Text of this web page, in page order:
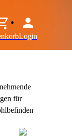
Login
für